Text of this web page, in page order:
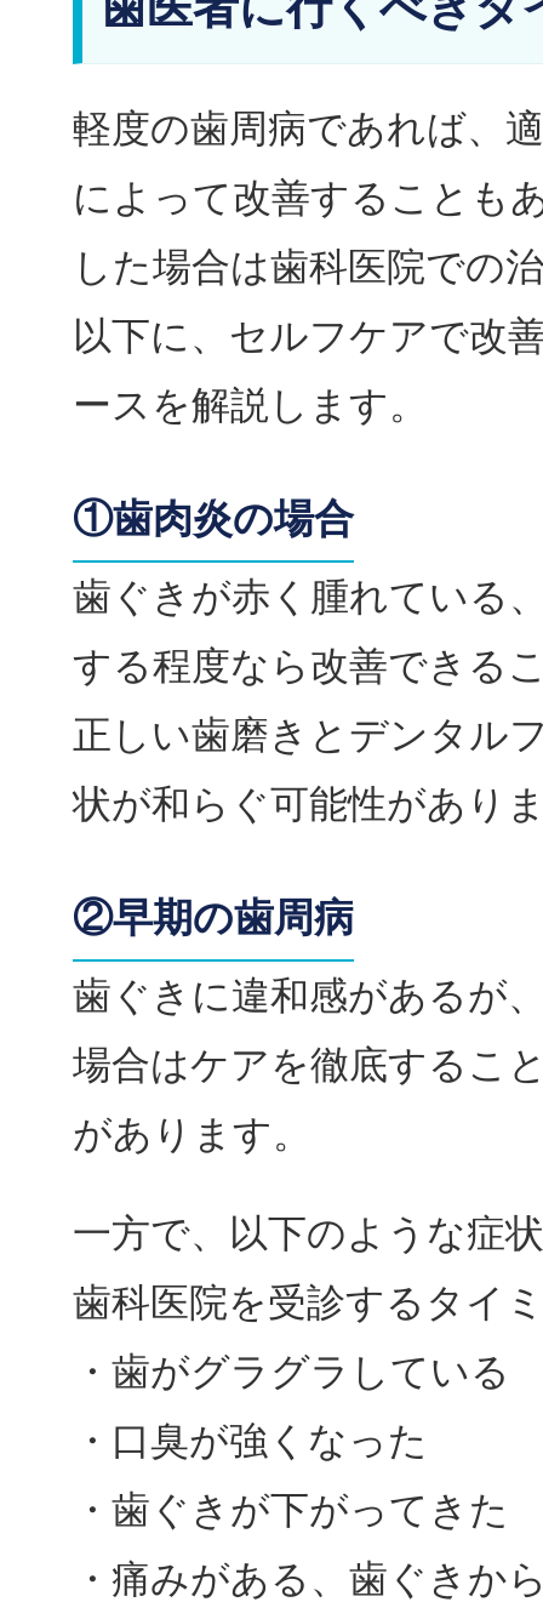
軽度の歯周病であれば、
によって改善することも
した場合は歯科医院での
以下に、セルフケアで改
ースを解説します。
①歯肉炎の場合
歯ぐきが赤く腫れている
する程度なら改善できる
正しい歯磨きとデンタル
状が和らぐ可能性があり
②早期の歯周病
歯ぐきに違和感があるが
場合はケアを徹底するこ
があります。
一方で、以下のような症
歯科医院を受診するタイ
・歯がグラグラしている
・口臭が強くなった
・歯ぐきが下がってきた
・痛みがある、歯ぐきか